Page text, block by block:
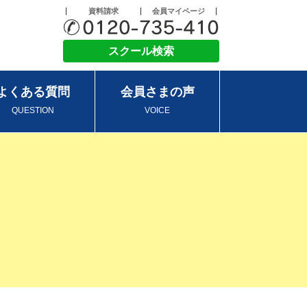
資料請求 会員マイページ
スクール検索
くある質問
QUESTION
会員さまの声
VOICE